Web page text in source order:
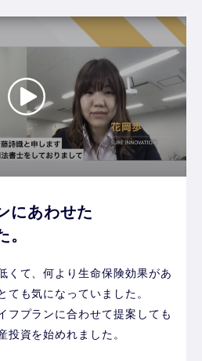
にあわせた
。
くて、何より生命保険効果があ
ても気になっていました。
フプランに合わせて提案しても
投資を始めれました。